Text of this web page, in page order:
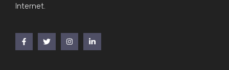
Internet.